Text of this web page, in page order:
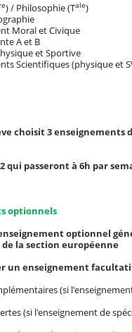
) / Philosophie (Tale)
Moral et Civique
A et B
et Sportive
Scientifiques (physique et
choisit 3 enseignements
qui passeront à 6h par
optionnels
optionnel
de la section européenne
un enseignement
(si
(si l'enseignement de